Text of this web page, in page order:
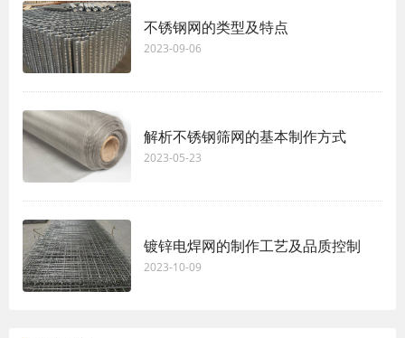
不锈钢网的类型及特点
2023-09-06
解析不锈钢筛网的基本制作方式
2023-05-23
镀锌电焊网的制作工艺及品质控制
2023-10-09